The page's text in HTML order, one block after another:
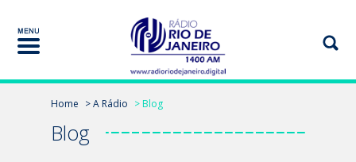
Home > A Rádio > Blog
Blog